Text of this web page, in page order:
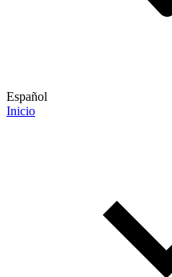
Español
Inicio